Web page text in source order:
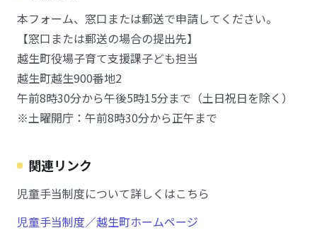
本フォーム、窓口または郵送で申請してください。
【窓口または郵送の場合の提出先】
越生町役場子育て支援課子ども担当
越生町越生900番地2
午前8時30分から午後5時15分まで（土日祝日を除く）
※土曜開庁：午前8時30分から正午まで
関連リンク
児童手当制度について詳しくはこちら
児童手当制度／越生町ホームページ